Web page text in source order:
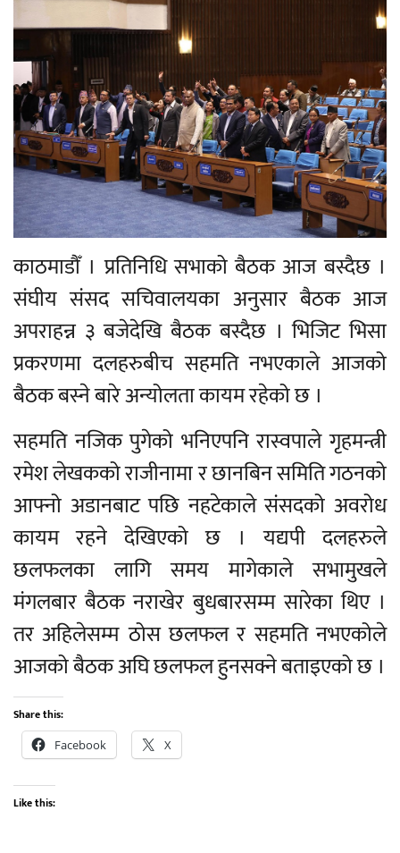
काठमाडौँ । प्रतिनिधि सभाको बैठक आज बस्दैछ ।
संघीय संसद सचिवालयका अनुसार बैठक आज
अपराहन्न ३ बजेदेखि बैठक बस्दैछ । भिजिट भिसा
प्रकरणमा दलहरुबीच सहमति नभएकाले आजको
बैठक बस्ने बारे अन्योलता कायम रहेको छ ।
सहमति नजिक पुगेको भनिएपनि रास्वपाले गृहमन्त्री
रमेश लेखकको राजीनामा र छानबिन समिति गठनको
आफ्नो अडानबाट पछि नहटेकाले संसदको अवरोध
कायम रहने देखिएको छ । यद्यपी दलहरुले
छलफलका लागि समय मागेकाले सभामुखले
मंगलबार बैठक नराखेर बुधबारसम्म सारेका थिए ।
तर अहिलेसम्म ठोस छलफल र सहमति नभएकोले
आजको बैठक अघि छलफल हुनसक्ने बताइएको छ ।
Share this:
Facebook X
Like this: